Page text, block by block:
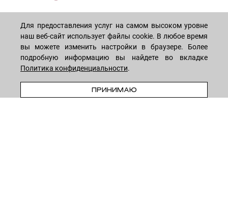
ПРЕДЗАКАЗ
МАГАЗИН
Лицо
ПОКУПАТЕЛЯМ
Для предоставления услуг на самом высоком уровне
наш веб-сайт использует файлы cookie. В любое время
вы можете изменить настройки в браузере. Более
подробную информацию вы найдете во вкладке
Политика конфиденциальности.
ПРИНИМАЮ